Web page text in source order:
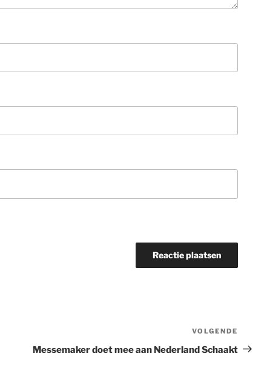
VOLGENDE
Messemaker doet mee aan Nederland Schaakt